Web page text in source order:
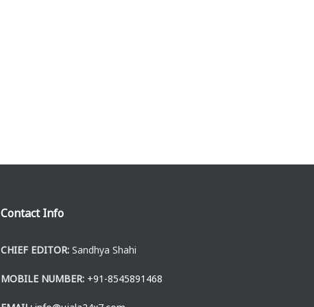
Contact Info
CHIEF EDITOR: Sandhya Shahi
MOBILE NUMBER: +91-8545891468